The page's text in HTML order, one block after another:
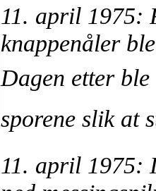
11. april 1975:
knappenåler
Dagen etter
sporene slik at
11. april 1975: